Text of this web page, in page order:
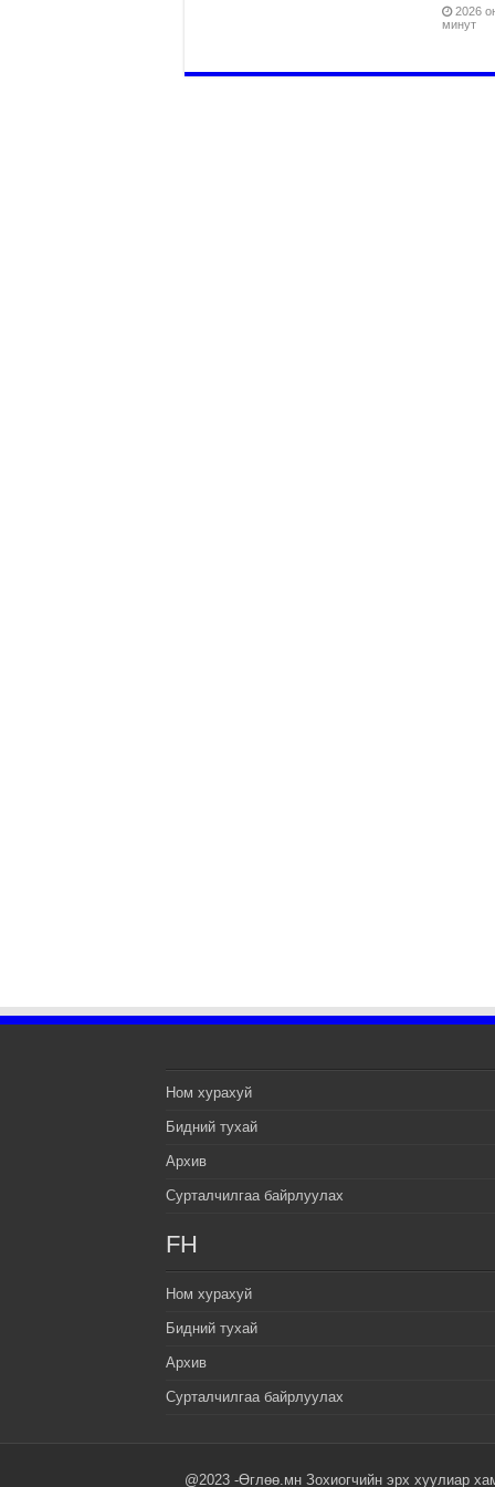
2026
минут
Ном хурахуй
Бидний тухай
Архив
Сурталчилгаа байрлуулах
FH
Ном хурахуй
Бидний тухай
Архив
Сурталчилгаа байрлуулах
@2023 -Өглөө.мн Зохиогчийн эрх хуулиар